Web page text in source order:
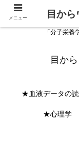
「分子栄
目か
★血液データの
★心理学
メニュー 目か